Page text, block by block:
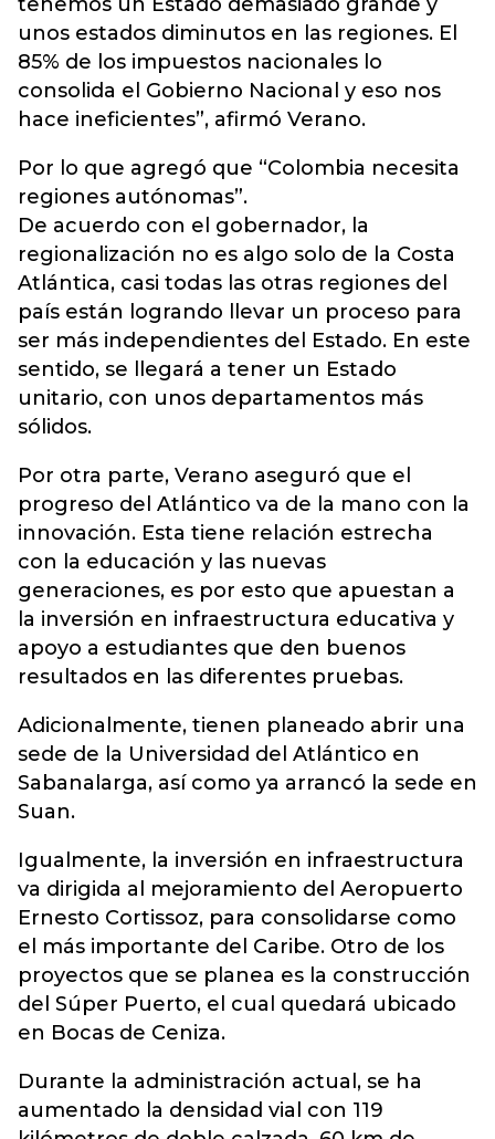
unos estados diminutos en las regiones. El
85% de los impuestos nacionales lo
consolida el Gobierno Nacional y eso nos
hace ineficientes”, afirmó Verano.
Por lo que agregó que “Colombia necesita
regiones autónomas”.
De acuerdo con el gobernador, la
regionalización no es algo solo de la Costa
Atlántica, casi todas las otras regiones del
país están logrando llevar un proceso para
ser más independientes del Estado. En este
sentido, se llegará a tener un Estado
unitario, con unos departamentos más
sólidos.
Por otra parte, Verano aseguró que el
progreso del Atlántico va de la mano con la
innovación. Esta tiene relación estrecha
con la educación y las nuevas
generaciones, es por esto que apuestan a
la inversión en infraestructura educativa y
apoyo a estudiantes que den buenos
resultados en las diferentes pruebas.
Adicionalmente, tienen planeado abrir una
sede de la Universidad del Atlántico en
Sabanalarga, así como ya arrancó la sede en
Suan.
Igualmente, la inversión en infraestructura
va dirigida al mejoramiento del Aeropuerto
Ernesto Cortissoz, para consolidarse como
el más importante del Caribe. Otro de los
proyectos que se planea es la construcción
del Súper Puerto, el cual quedará ubicado
en Bocas de Ceniza.
Durante la administración actual, se ha
aumentado la densidad vial con 119